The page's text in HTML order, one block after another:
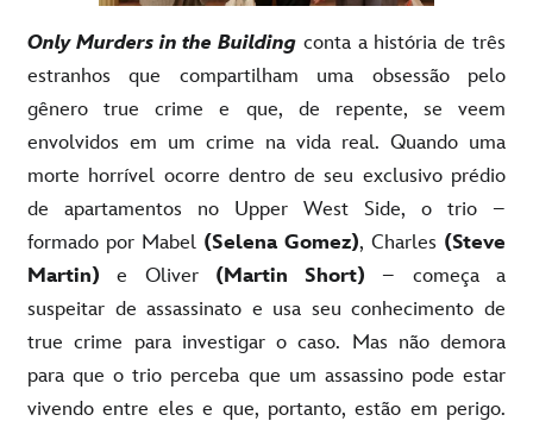
Only Murders in the Building conta a história de três
estranhos que compartilham uma obsessão pelo
gênero true crime e que, de repente, se veem
envolvidos em um crime na vida real. Quando uma
morte horrível ocorre dentro de seu exclusivo prédio
de apartamentos no Upper West Side, o trio –
formado por Mabel (Selena Gomez), Charles (Steve
Martin) e Oliver (Martin Short) – começa a
suspeitar de assassinato e usa seu conhecimento de
true crime para investigar o caso. Mas não demora
para que o trio perceba que um assassino pode estar
vivendo entre eles e que, portanto, estão em perigo.